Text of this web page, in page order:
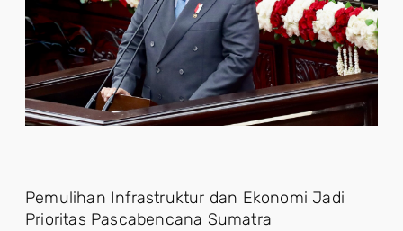
Pemulihan Infrastruktur dan Ekonomi Jadi
Prioritas Pascabencana Sumatra